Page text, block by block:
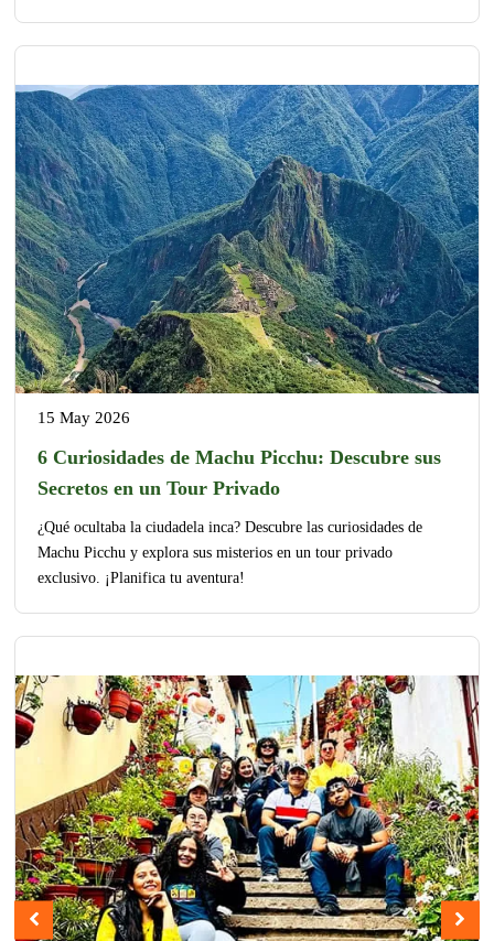
15 May 2026
6 Curiosidades de Machu Picchu: Descubre sus
Secretos en un Tour Privado
¿Qué ocultaba la ciudadela inca? Descubre las curiosidades de
Machu Picchu y explora sus misterios en un tour privado
exclusivo. ¡Planifica tu aventura!